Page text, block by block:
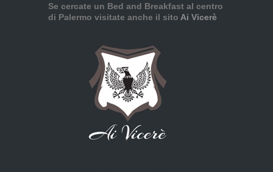
Se cercate un Bed and Breakfast al centro
di Palermo visitate anche il sito Ai Vicerè